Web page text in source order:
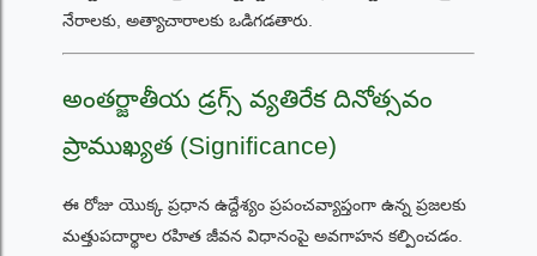
నేరాలకు, అత్యాచారాలకు ఒడిగడతారు.
అంతర్జాతీయ డ్రగ్స్ వ్యతిరేక దినోత్సవం
ప్రాముఖ్యత (Significance)
ఈ రోజు యొక్క ప్రధాన ఉద్దేశ్యం ప్రపంచవ్యాప్తంగా ఉన్న ప్రజలకు
మత్తుపదార్థాల రహిత జీవన విధానంపై అవగాహన కల్పించడం.